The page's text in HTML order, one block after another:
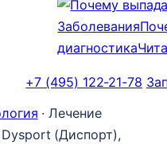
Заболевания
диагностика
+7 (495) 122-21-78
·Лечение
Dysport (Диспорт),